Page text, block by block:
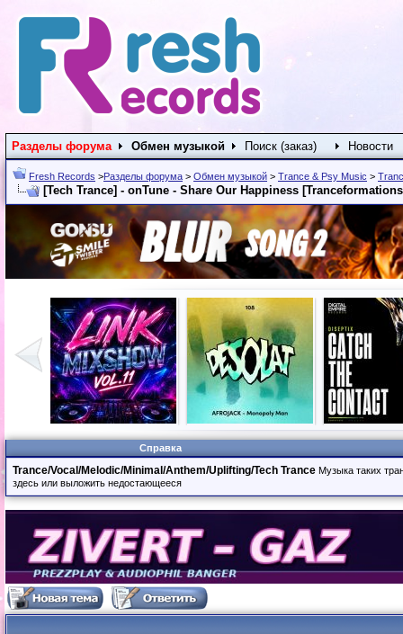
Разделы форума Обмен музыкой Поиск (заказ) Новости
Fresh Records >Разделы форума > Обмен музыкой > Trance & Psy Music >
[Tech Trance] - onTune - Share Our Happiness
Справка
Trance/Vocal/Melodic/Minimal/Anthem/Uplifting/Tech Trance Музыка таких
здесь или выложить недостающееся